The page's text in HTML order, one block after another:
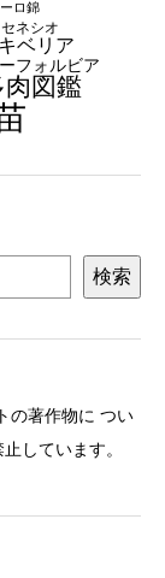
ロ錦
セネシオ
ベリア
フォルビア
肉図鑑
検索
の著作物に つい
しています。